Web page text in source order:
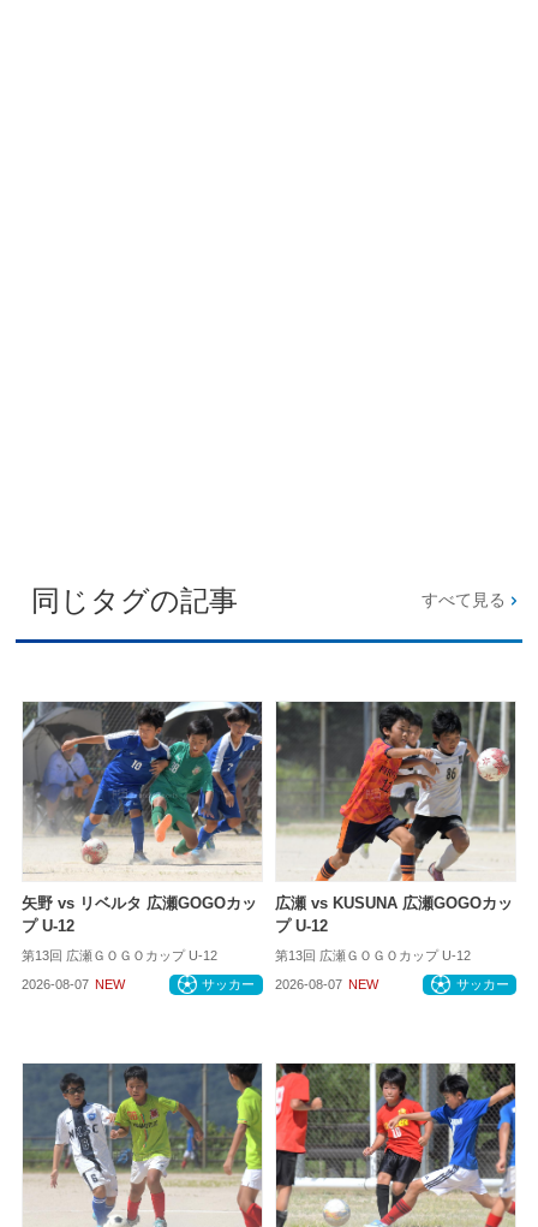
同じタグの記事 すべて見る
矢野 vs リベルタ 広瀬GOGOカッ
プ U-12
第13回 広瀬ＧＯＧＯカップ U-12
2026-08-07 NEW サッカー
広瀬 vs KUSUNA 広瀬GOGOカッ
プ U-12
第13回 広瀬ＧＯＧＯカップ U-12
2026-08-07 NEW サッカー